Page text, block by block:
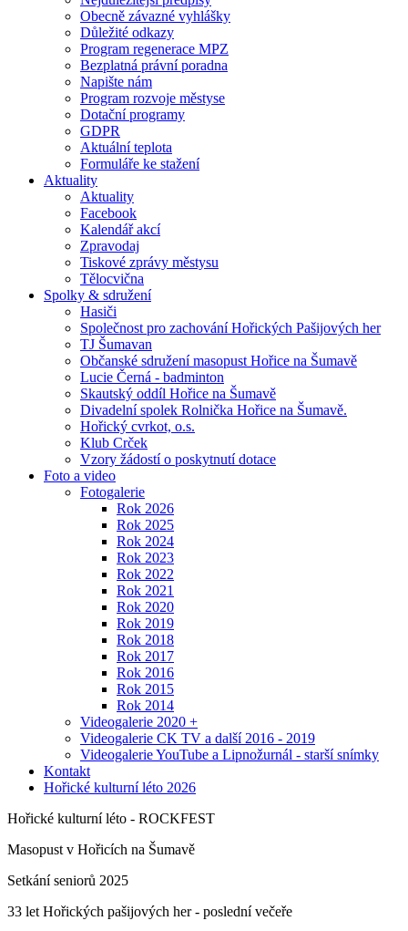
Obecně závazné vyhlášky
Důležité odkazy
Program regenerace MPZ
Bezplatná právní poradna
Napište nám
Program rozvoje městyse
Dotační programy
GDPR
Aktuální teplota
Formuláře ke stažení
Aktuality
Aktuality
Facebook
Kalendář akcí
Zpravodaj
Tiskové zprávy městysu
Tělocvična
Spolky & sdružení
Hasiči
Společnost pro zachování Hořických Pašijových her
TJ Šumavan
Občanské sdružení masopust Hořice na Šumavě
Lucie Černá - badminton
Skautský oddíl Hořice na Šumavě
Divadelní spolek Rolnička Hořice na Šumavě.
Hořický cvrkot, o.s.
Klub Crček
Vzory žádostí o poskytnutí dotace
Foto a video
Fotogalerie
Rok 2026
Rok 2025
Rok 2024
Rok 2023
Rok 2022
Rok 2021
Rok 2020
Rok 2019
Rok 2018
Rok 2017
Rok 2016
Rok 2015
Rok 2014
Videogalerie 2020 +
Videogalerie CK TV a další 2016 - 2019
Videogalerie YouTube a Lipnožurnál - starší snímky
Kontakt
Hořické kulturní léto 2026
Hořické kulturní léto - ROCKFEST
Masopust v Hořicích na Šumavě
Setkání seniorů 2025
33 let Hořických pašijových her - poslední večeře